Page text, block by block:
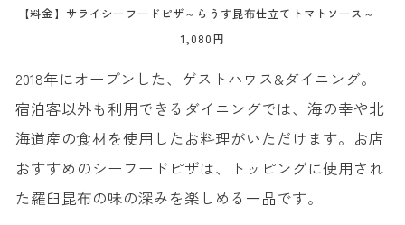
【料金】サライシーフードピザ～らうす昆布仕立てトマトソース～
1,080円
2018年にオープンした、ゲストハウス&ダイニング。
宿泊客以外も利用できるダイニングでは、海の幸や北
海道産の食材を使用したお料理がいただけます。お店
おすすめのシーフードピザは、トッピングに使用され
た羅臼昆布の味の深みを楽しめる一品です。